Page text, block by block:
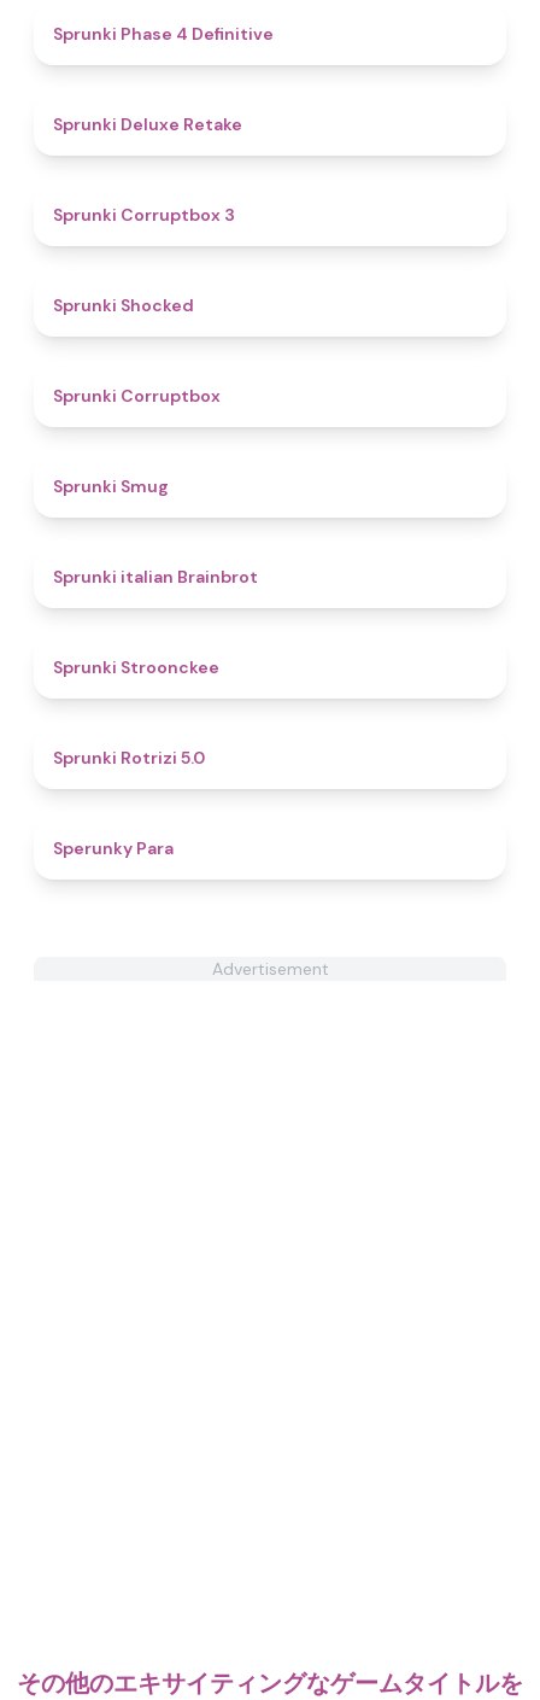
Sprunki Phase 4 Definitive
Sprunki Deluxe Retake
Sprunki Corruptbox 3
Sprunki Shocked
Sprunki Corruptbox
Sprunki Smug
Sprunki italian Brainbrot
Sprunki Stroonckee
Sprunki Rotrizi 5.0
Sperunky Para
Advertisement
その他のエキサイティングなゲームタイトルを